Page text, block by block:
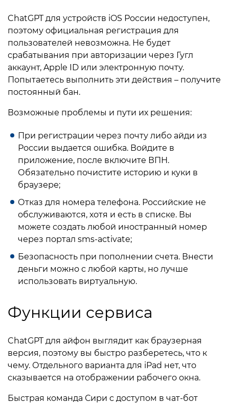
ChatGPT для устройств iOS России недоступен,
поэтому официальная регистрация для
пользователей невозможна. Не будет
срабатывания при авторизации через Гугл
аккаунт, Apple ID или электронную почту.
Попытаетесь выполнить эти действия – получите
постоянный бан.
Возможные проблемы и пути их решения:
При регистрации через почту либо айди из
России выдается ошибка. Войдите в
приложение, после включите ВПН.
Обязательно почистите историю и куки в
браузере;
Отказ для номера телефона. Российские не
обслуживаются, хотя и есть в списке. Вы
можете создать любой иностранный номер
через портал sms-activate;
Безопасность при пополнении счета. Внести
деньги можно с любой карты, но лучше
использовать виртуальную.
Функции сервиса
ChatGPT для айфон выглядит как браузерная
версия, поэтому вы быстро разберетесь, что к
чему. Отдельного варианта для iPad нет, что
сказывается на отображении рабочего окна.
Быстрая команда Сири с доступом в чат-бот